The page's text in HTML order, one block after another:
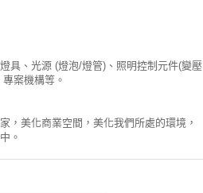
具、光源 (燈泡/燈管)、照明控制元件(變壓
案機構等。
，美化商業空間，美化我們所處的環境，
。